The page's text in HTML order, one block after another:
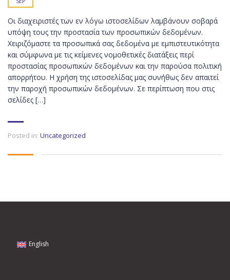
Οι διαχειριστές των εν λόγω ιστοσελίδων λαμβάνουν σοβαρά
υπόψη τους την προστασία των προσωπικών δεδομένων.
Χειριζόμαστε τα προσωπικά σας δεδομένα με εμπιστευτικότητα
και σύμφωνα με τις κείμενες νομοθετικές διατάξεις περί
προστασίας προσωπικών δεδομένων και την παρούσα πολιτική
απορρήτου. Η χρήση της ιστοσελίδας μας συνήθως δεν απαιτεί
την παροχή προσωπικών δεδομένων. Σε περίπτωση που στις
σελίδες […]
Posted in: Uncategorized
English